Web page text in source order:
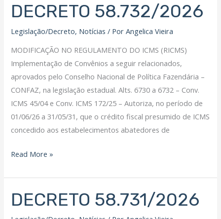
DECRETO 58.732/2026
Legislação/Decreto, Notícias / PorAngelica Vieira
MODIFICAÇÃO NO REGULAMENTO DO ICMS (RICMS)
Implementação de Convênios a seguir relacionados,
aprovados pelo Conselho Nacional de Política Fazendária –
CONFAZ, na legislação estadual. Alts. 6730 a 6732 – Conv.
ICMS 45/04 e Conv. ICMS 172/25 – Autoriza, no período de
01/06/26 a 31/05/31, que o crédito fiscal presumido de ICMS
concedido aos estabelecimentos abatedores de
DECRETO
58.732/2026
Read More »
DECRETO 58.731/2026
DECRETO
58.731/2026